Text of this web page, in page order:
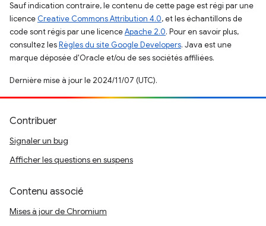
Sauf indication contraire, le contenu de cette page est régi par une
licence Creative Commons Attribution 4.0, et les échantillons de
code sont régis par une licenceApache 2.0. Pour en savoir plus,
consultez lesRègles du site Google Developers. Java est une
marque déposée d'Oracle et/ou de ses sociétés affiliées.
Dernière mise à jour le 2024/11/07 (UTC).
Contribuer
Signaler un bug
Afficher les questions en suspens
Contenu associé
Mises à jour de Chromium